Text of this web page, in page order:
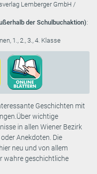
Lemberger GmbH /
der Schulbuchaktion):
1., 2., 3., 4. Klasse
Geschichten mit
wichtige
in allen Wiener Bezirk
Anekdoten. Die
neu und von allem
wahre geschichtliche